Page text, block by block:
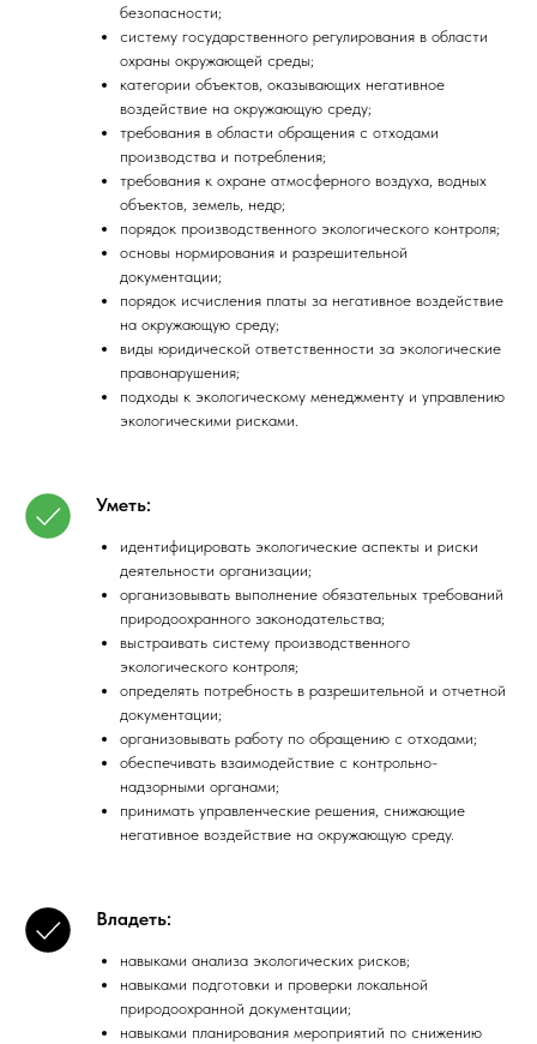
безопасности;
систему государственного регулирования в области
охраны окружающей среды;
категории объектов, оказывающих негативное
воздействие на окружающую среду;
требования в области обращения с отходами
производства и потребления;
требования к охране атмосферного воздуха, водных
объектов, земель, недр;
порядок производственного экологического контроля;
основы нормирования и разрешительной
документации;
порядок исчисления платы за негативное воздействие
на окружающую среду;
виды юридической ответственности за экологические
правонарушения;
подходы к экологическому менеджменту и управлению
экологическими рисками.
Уметь:
идентифицировать экологические аспекты и риски
деятельности организации;
организовывать выполнение обязательных требований
природоохранного законодательства;
выстраивать систему производственного
экологического контроля;
определять потребность в разрешительной и отчетной
документации;
организовывать работу по обращению с отходами;
обеспечивать взаимодействие с контрольно-
надзорными органами;
принимать управленческие решения, снижающие
негативное воздействие на окружающую среду.
Владеть:
навыками анализа экологических рисков;
навыками подготовки и проверки локальной
природоохранной документации;
навыками планирования мероприятий по снижению